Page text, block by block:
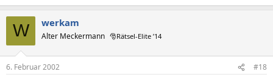
W werkam
Alter Meckermann 🎅Rätsel-Elite ’14
6. Februar 2002 #18